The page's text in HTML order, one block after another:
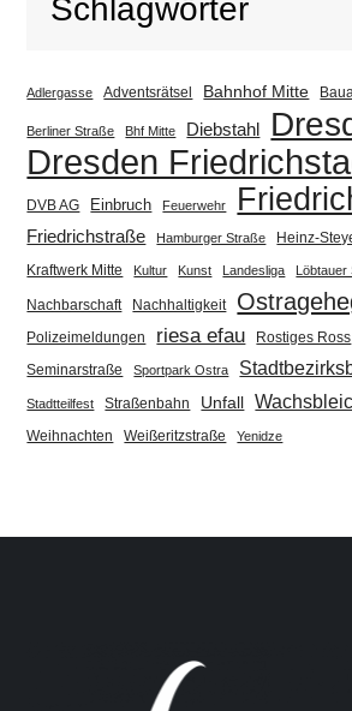
Schlagwörter
Adlergasse Adventsrätsel Bahnhof Mitte
Berliner Straße Bhf Mitte Diebstahl
Dresden
DVB AG Einbruch Feuerwehr
Friedrichstraße Hamburger Straße Heinz-
Kraftwerk Mitte
Kultur Kunst Landesliga Löbtauer
Nachbarschaft Nachhaltigkeit
Polizeimeldungen riesa efau Rostiges Ross
Seminarstraße Sportpark Ostra
Stadtteilfest Straßenbahn Unfall
Weihnachten Weißeritzstraße Yenidze